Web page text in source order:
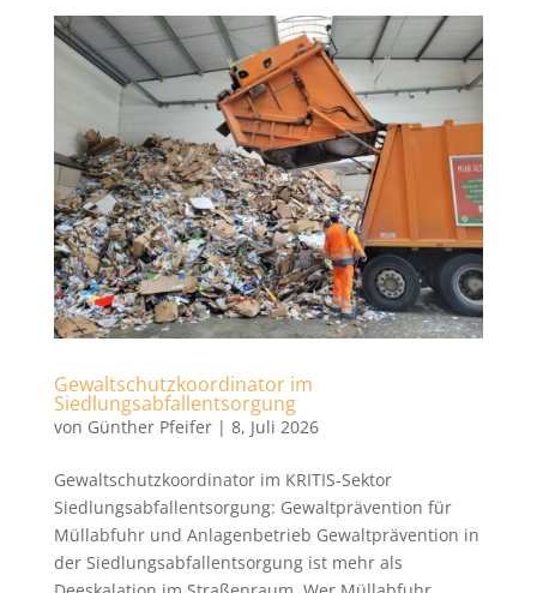
Gewaltschutzkoordinator im
Siedlungsabfallentsorgung
von Günther Pfeifer| 8, Juli 2026
Gewaltschutzkoordinator im KRITIS‑Sektor
Siedlungsabfallentsorgung: Gewaltprävention für
Müllabfuhr und Anlagenbetrieb Gewaltprävention in
der Siedlungsabfallentsorgung ist mehr als